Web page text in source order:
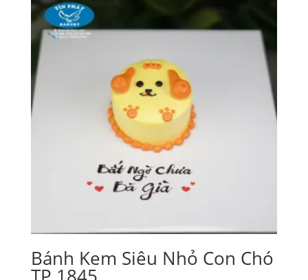
Bánh Kem Siêu Nhỏ Con Chó